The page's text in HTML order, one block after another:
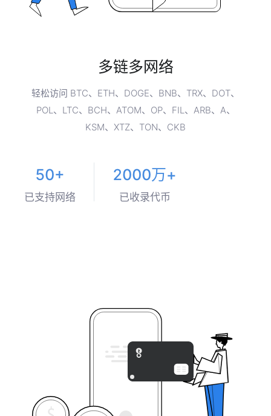
多链多网络
轻松访问 BTC、ETH、DOGE、BNB、TRX、DOT、
POL、LTC、BCH、ATOM、OP、FIL、ARB、A、
KSM、XTZ、TON、CKB
50+
已支持网络
2000万+
已收录代币